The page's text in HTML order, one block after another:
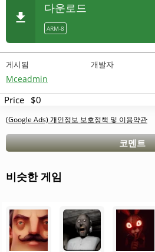
다운로드
ARM-8
게시됨
Mceadmin
개발자
Price $0
(Google Ads) 개인정보 보호정책 및 이용약관
코멘트
비슷한 게임